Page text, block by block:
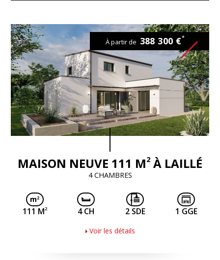
MAISON NEUVE 111 M2 À LAILLÉ
4 CHAMBRES
À partir de 388 300 €*
111 M2 4 CH 2 SDE 1 GGE
Voir les détails